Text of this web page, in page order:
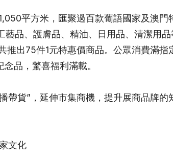
平方米，匯聚過百款葡語國家及澳門
藝品、護膚品、精油、日用品、清潔用
推出75件1元特惠價商品。公眾消費滿指
品，驚喜福利滿載。
帶貨”，延伸市集商機，提升展商品牌的
文化